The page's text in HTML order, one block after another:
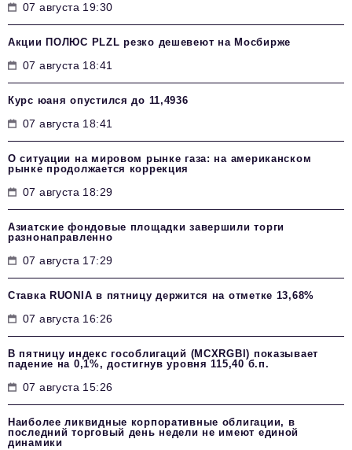
07 августа 19:30
Акции ПОЛЮС PLZL резко дешевеют на Мосбирже
07 августа 18:41
Курс юаня опустился до 11,4936
07 августа 18:41
О ситуации на мировом рынке газа: на американском
рынке продолжается коррекция
07 августа 18:29
Азиатские фондовые площадки завершили торги
разнонаправленно
07 августа 17:29
Ставка RUONIA в пятницу держится на отметке 13,68%
07 августа 16:26
В пятницу индекс гособлигаций (MCXRGBI) показывает
падение на 0,1%, достигнув уровня 115,40 б.п.
07 августа 15:26
Наиболее ликвидные корпоративные облигации, в
последний торговый день недели не имеют единой
динамики